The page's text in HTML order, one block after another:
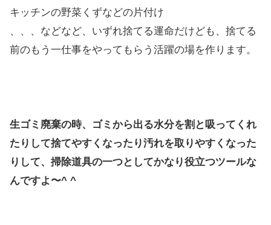
キッチンの野菜くずなどの片付け
、、、などなど、いずれ捨てる運命だけども、捨てる
前のもう一仕事をやってもらう活躍の場を作ります。
生ゴミ廃棄の時、ゴミから出る水分を割と吸ってくれ
たりして捨てやすくなったり汚れを取りやすくなった
りして、掃除道具の一つとしてかなり役立つツールな
んですよ〜^ ^